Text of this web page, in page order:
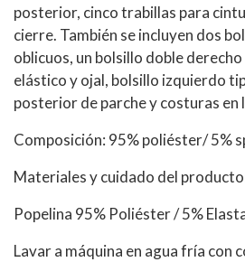
posterior, cinco trabillas para
cierre. También se incluyen dos
oblicuos, un bolsillo doble
elástico y ojal, bolsillo izquierdo
posterior de parche y costuras en
Composición: 95% poliéster/ 5%
Materiales y cuidado del
Popelina 95% Poliéster / 5%
Lavar a máquina en agua fría con